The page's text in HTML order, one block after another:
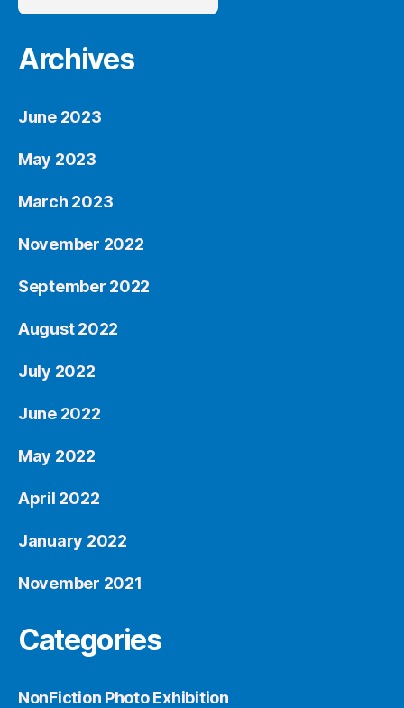
Archives
June 2023
May 2023
March 2023
November 2022
September 2022
August 2022
July 2022
June 2022
May 2022
April 2022
January 2022
November 2021
Categories
NonFiction Photo Exhibition